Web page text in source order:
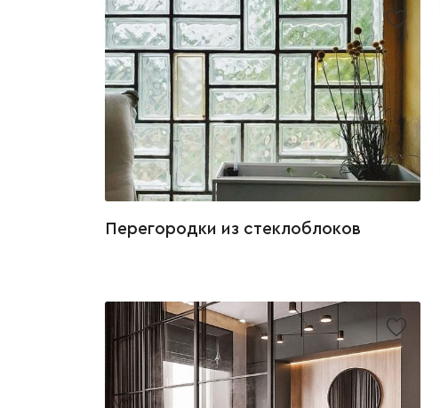
Перегородки из стеклоблоков